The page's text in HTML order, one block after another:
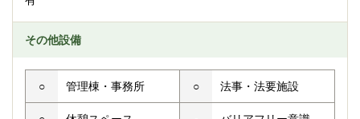
その他設備
○ 管理棟・事務所 ○ 法事・法要施設